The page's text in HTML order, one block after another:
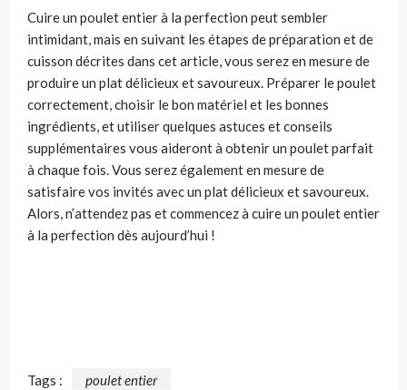
Cuire un poulet entier à la perfection peut sembler
intimidant, mais en suivant les étapes de préparation et de
cuisson décrites dans cet article, vous serez en mesure de
produire un plat délicieux et savoureux. Préparer le poulet
correctement, choisir le bon matériel et les bonnes
ingrédients, et utiliser quelques astuces et conseils
supplémentaires vous aideront à obtenir un poulet parfait
à chaque fois. Vous serez également en mesure de
satisfaire vos invités avec un plat délicieux et savoureux.
Alors, n’attendez pas et commencez à cuire un poulet entier
à la perfection dès aujourd’hui !
Tags : poulet entier